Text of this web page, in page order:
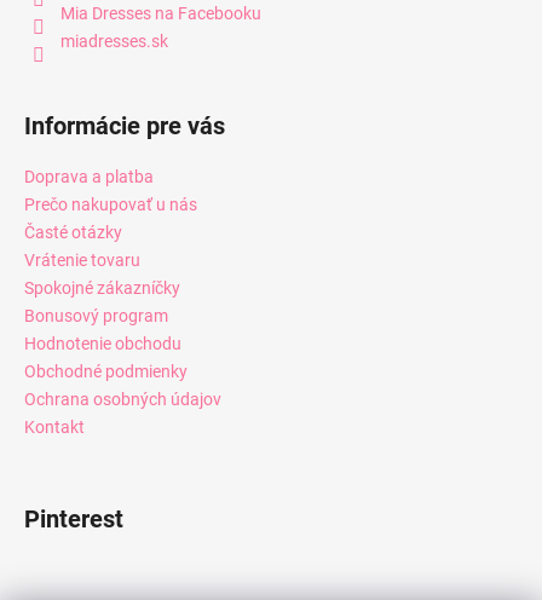
Mia Dresses na Facebooku
miadresses.sk
Informácie pre vás
Doprava a platba
Prečo nakupovať u nás
Časté otázky
Vrátenie tovaru
Spokojné zákazníčky
Bonusový program
Hodnotenie obchodu
Obchodné podmienky
Ochrana osobných údajov
Kontakt
Pinterest